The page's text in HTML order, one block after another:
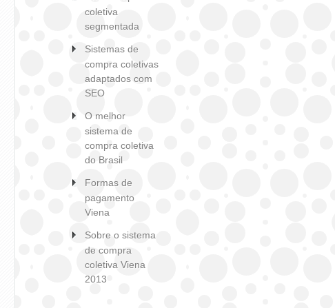
coletiva
segmentada
Sistemas de
compra coletivas
adaptados com
SEO
O melhor
sistema de
compra coletiva
do Brasil
Formas de
pagamento
Viena
Sobre o sistema
de compra
coletiva Viena
2013